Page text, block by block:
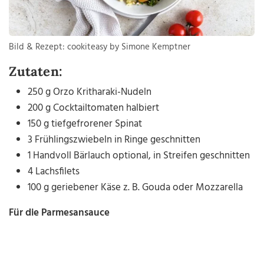
Bild & Rezept: cookiteasy by Simone Kemptner
Zutaten:
250 g Orzo Kritharaki-Nudeln
200 g Cocktailtomaten halbiert
150 g tiefgefrorener Spinat
3 Frühlingszwiebeln in Ringe geschnitten
1 Handvoll Bärlauch optional, in Streifen geschnitten
4 Lachsfilets
100 g geriebener Käse z. B. Gouda oder Mozzarella
Für die Parmesansauce